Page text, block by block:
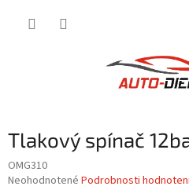
Tlakový spínač
OMG310
Priemerné
Neohodnotené Podrobnosti